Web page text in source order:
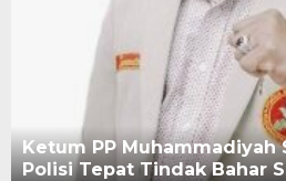
Ketum PP Muhammadiyah
Polisi Tepat Tindak Bahar